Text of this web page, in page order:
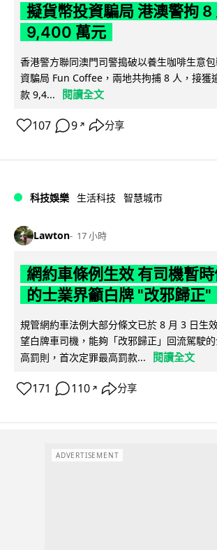
擬貨幣投資騙局 港澳警拘 8
9,400 萬元
香港警方聯同澳門司警搗破以養生咖啡生意
資騙局 Fun Coffee，兩地共拘捕 8 人，接獲
款 9,4...
閱讀全文
107 9 ↗ 分享
科技娛樂 生活科技 智慧城市
Lawton 17 小時
網約車條例生效 有司機暫
的士業界籲白牌 "改邪歸正"
規管網約車法例大部分條文已於 8 月 3 日生
望白牌車司機，能夠「改邪歸正」回流駕駛
高罰則，首次定罪最高罰款...
閱讀全文
171 110 ↗ 分享
ADVERTISEMENT